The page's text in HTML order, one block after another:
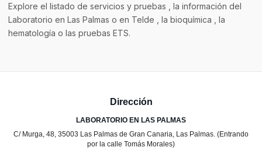
Explore el listado de servicios y pruebas , la información del
Laboratorio en Las Palmas o en Telde , la bioquímica , la
hematología o las pruebas ETS.
Dirección
LABORATORIO EN LAS PALMAS
C/ Murga, 48, 35003 Las Palmas de Gran Canaria, Las Palmas. (Entrando
por la calle Tomás Morales)